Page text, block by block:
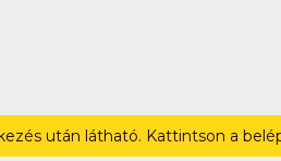
után látható. Kattintson a